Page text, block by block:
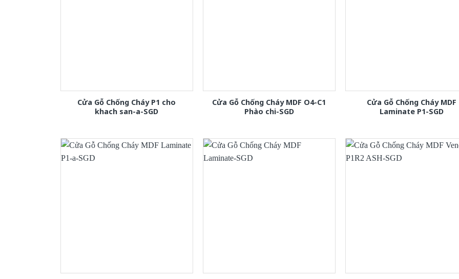
Cửa Gỗ Chống Cháy P1 cho
khach san-a-SGD
Cửa Gỗ Chống Cháy MDF O4-C1
Phào chi-SGD
Cửa Gỗ Chống Cháy MDF
Laminate P1-SGD